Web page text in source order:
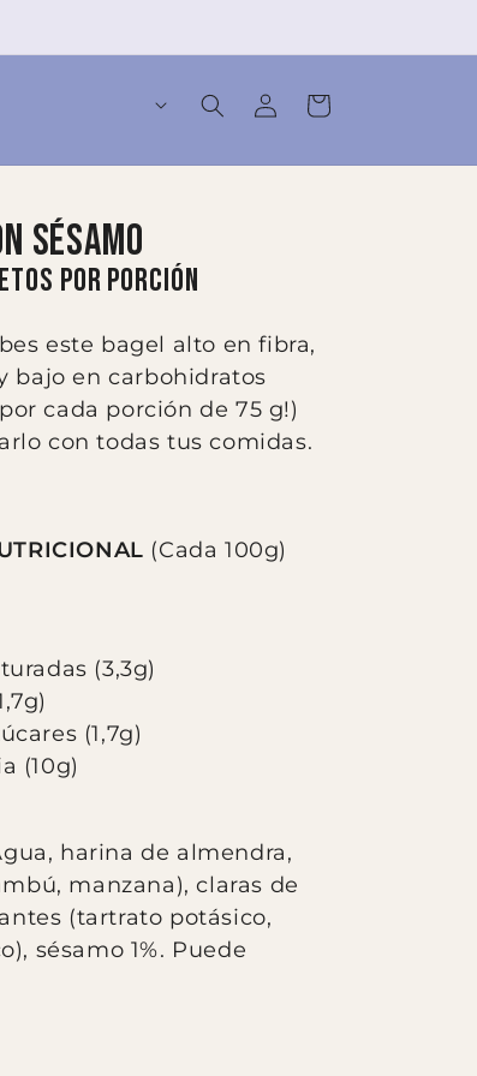
Iniciar
sesión
Carrito
sésamo
POR PORCIÓN
este bagel alto en fibra,
bajo en carbohidratos
cada porción de 75 g!)
con todas tus comidas.
(Cada 100g)
(3,3g)
(1,7g)
(10g)
harina de almendra,
manzana), claras de
(tartrato potásico,
sésamo 1%. Puede